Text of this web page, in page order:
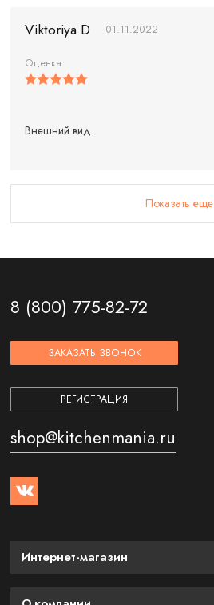
Viktoriya D 01.11.2022
Оценка
Внешний вид.
Показать еще
8 (800) 775-82-72
ЗАКАЗАТЬ ЗВОНОК
РЕГИСТРАЦИЯ
shop@kitchenmania.ru
Интернет-магазин